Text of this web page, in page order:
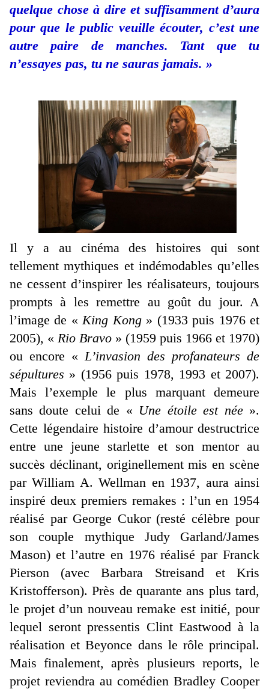
quelque chose à dire et suffisamment d’aura
pour que le public veuille écouter, c’est une
autre paire de manches. Tant que tu
n’essayes pas, tu ne sauras jamais. »
Il y a au cinéma des histoires qui sont
tellement mythiques et indémodables qu’elles
ne cessent d’inspirer les réalisateurs, toujours
prompts à les remettre au goût du jour. A
l’image de « King Kong» (1933 puis 1976 et
2005), « Rio Bravo » (1959 puis 1966 et 1970)
ou encore « L’invasion des profanateurs de
sépultures » (1956 puis 1978, 1993 et 2007).
Mais l’exemple le plus marquant demeure
sans doute celui de « Une étoile est née».
Cette légendaire histoire d’amour destructrice
entre une jeune starlette et son mentor au
succès déclinant, originellement mis en scène
par William A. Wellman en 1937, aura ainsi
inspiré deux premiers remakes : l’un en 1954
réalisé par George Cukor (resté célèbre pour
son couple mythique Judy Garland/James
Mason) et l’autre en 1976 réalisé par Franck
Pierson (avec Barbara Streisand et Kris
Kristofferson). Près de quarante ans plus tard,
le projet d’un nouveau remake est initié, pour
lequel seront pressentis Clint Eastwood à la
réalisation et Beyonce dans le rôle principal.
Mais finalement, après plusieurs reports, le
projet reviendra au comédien Bradley Cooper